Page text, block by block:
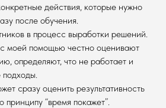
действия, которые нужно
после обучения.
в процесс выработки решений.
моей помощью честно оценивают
определяют, что не работает и
сразу оценить результативность
принципу “время покажет”.